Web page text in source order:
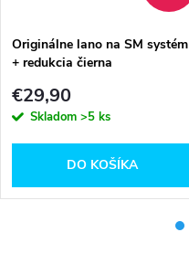
Originálne lano na SM systém
+ redukcia čierna
€29,90
Skladom >5 ks
DO KOŠÍKA